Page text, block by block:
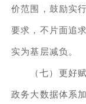
价范围，鼓励实
要求，不片面追
实为基层减负。
（七）更好
政务大数据体系